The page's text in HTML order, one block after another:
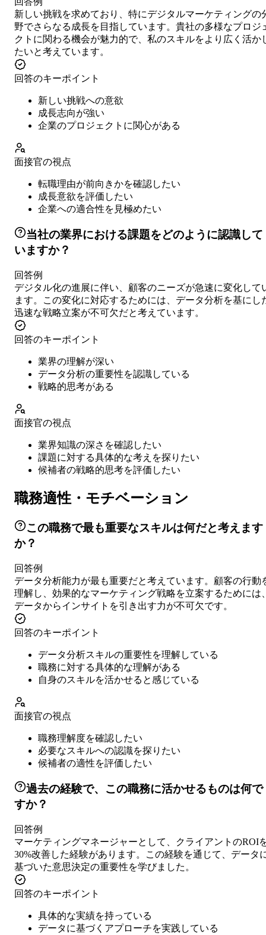
新しい挑戦を求めており、特にデジタルマーケティングの
野でさらなる成長を目指しています。貴社の多様なプロジ
クトに関わる機会が魅力的で、私のスキルをより広く活か
たいと考えています。
回答のキーポイント
新しい挑戦への意欲
成長志向が強い
企業のプロジェクトに関心がある
面接官の視点
転職理由が前向きかを確認したい
成長意欲を評価したい
企業への適合性を見極めたい
当社の業界における課題をどのように認識して
いますか？
回答例
デジタル化の進展に伴い、顧客のニーズが急速に変化して
ます。この変化に対応するためには、データ分析を基にし
迅速な戦略立案が不可欠だと考えています。
回答のキーポイント
業界の理解が深い
データ分析の重要性を認識している
戦略的思考がある
面接官の視点
業界知識の深さを確認したい
課題に対する具体的な考えを探りたい
候補者の戦略的思考を評価したい
職務適性・モチベーション
この職務で最も重要なスキルは何だと考えます
か？
回答例
データ分析能力が最も重要だと考えています。顧客の行動
理解し、効果的なマーケティング戦略を立案するためには
データからインサイトを引き出す力が不可欠です。
回答のキーポイント
データ分析スキルの重要性を理解している
職務に対する具体的な理解がある
自身のスキルを活かせると感じている
面接官の視点
職務理解度を確認したい
必要なスキルへの認識を探りたい
候補者の適性を評価したい
過去の経験で、この職務に活かせるものは何で
すか？
回答例
マーケティングマネージャーとして、クライアントのROI
30%改善した経験があります。この経験を通じて、データ
基づいた意思決定の重要性を学びました。
回答のキーポイント
具体的な実績を持っている
データに基づくアプローチを実践している